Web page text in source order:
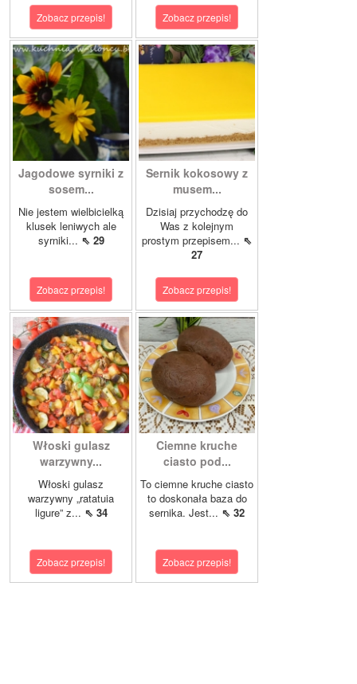
Zobacz przepis! Zobacz przepis!
Jagodowe syrniki z
sosem...
Nie jestem wielbicielką
klusek leniwych ale
syrniki... ⇖ 29
Zobacz przepis!
Sernik kokosowy z
musem...
Dzisiaj przychodzę do
Was z kolejnym
prostym przepisem... ⇖
27
Zobacz przepis!
Włoski gulasz
warzywny...
Włoski gulasz
warzywny „ratatuia
ligure” z... ⇖ 34
Zobacz przepis!
Ciemne kruche
ciasto pod...
To ciemne kruche ciasto
to doskonała baza do
sernika. Jest... ⇖ 32
Zobacz przepis!